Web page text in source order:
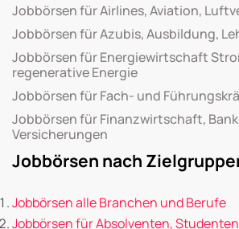
Jobbörsen für Airlines, Aviation,
Jobbörsen für Azubis, Ausbildung,
Jobbörsen für Energiewirtschaft
regenerative Energie
Jobbörsen für Fach- und
Jobbörsen für Finanzwirtschaft,
Versicherungen
Jobbörsen nach
Jobbörsen alle Branchen und Berufe
Jobbörsen für Absolventen,